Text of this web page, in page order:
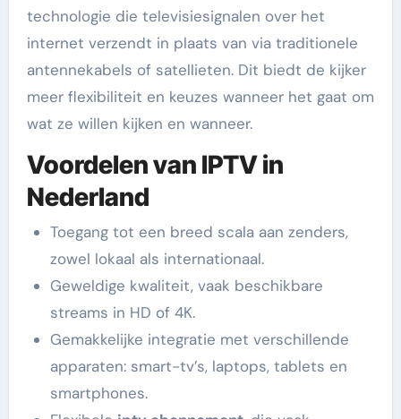
technologie die televisiesignalen over het
internet verzendt in plaats van via traditionele
antennekabels of satellieten. Dit biedt de kijker
meer flexibiliteit en keuzes wanneer het gaat om
wat ze willen kijken en wanneer.
Voordelen van IPTV in
Nederland
Toegang tot een breed scala aan zenders,
zowel lokaal als internationaal.
Geweldige kwaliteit, vaak beschikbare
streams in HD of 4K.
Gemakkelijke integratie met verschillende
apparaten: smart-tv’s, laptops, tablets en
smartphones.